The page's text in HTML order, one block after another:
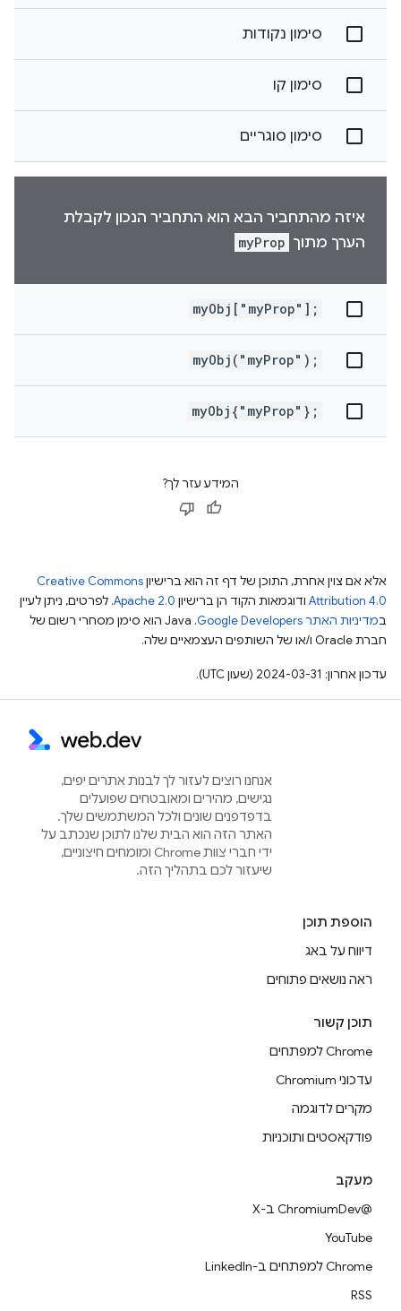
סימון נקודות
סימון קו
סימון סוגריים
איזה מהתחביר הבא הוא התחביר הנכון לקבלת
הערך מתוך myProp
myObj["myProp"];
myObj("myProp");
myObj{"myProp"};
המידע עזר לך?
אלא אם צוין אחרת, התוכן של דף זה הוא ברישיוןCreative Commons
Attribution 4.0 ודוגמאות הקוד הן ברישיון Apache 2.0. לפרטים, ניתן לעיין
במדיניות האתר Google Developers‏
.‏ Java הוא סימן מסחרי רשום של
חברת Oracle ו/או של השותפים העצמאיים שלה.
עדכון אחרון: 2024-03-31 (שעון UTC).
אנחנו רוצים לעזור לך לבנות אתרים יפים,
נגישים, מהירים ומאובטחים שפועלים
בדפדפנים שונים ולכל המשתמשים שלך.
האתר הזה הוא הבית שלנו לתוכן שנכתב על
ידי חברי צוות Chrome ומומחים חיצוניים,
שיעזור לכם בתהליך הזה.
הוספת תוכן
דיווח על באג
ראה נושאים פתוחים
תוכן קשור
Chrome למפתחים
עדכוני Chromium
מקרים לדוגמה
פודקאסטים ותוכניות
מעקב
@ChromiumDev ב-X
YouTube
Chrome למפתחים ב-LinkedIn
RSS